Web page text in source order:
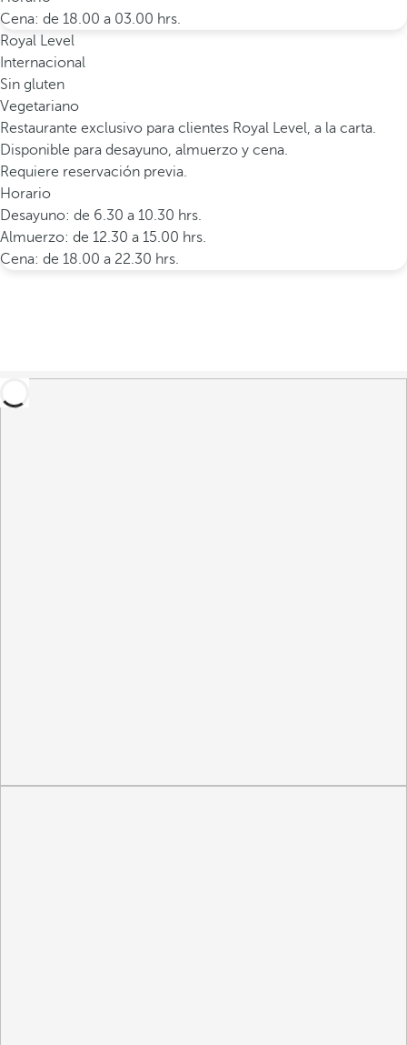
Cena: de 18.00 a 03.00 hrs.
Royal Level
Internacional
Sin gluten
Vegetariano
Restaurante exclusivo para clientes Royal Level, a la carta.
Disponible para desayuno, almuerzo y cena.
Requiere reservación previa.
Horario
Desayuno: de 6.30 a 10.30 hrs.
Almuerzo: de 12.30 a 15.00 hrs.
Cena: de 18.00 a 22.30 hrs.